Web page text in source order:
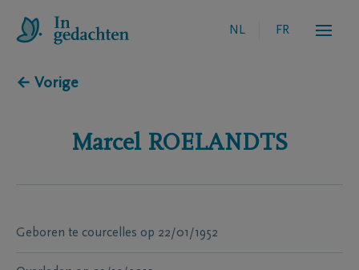
NL FR
← Vorige
Marcel ROELANDTS
Geboren te courcelles op 22/01/1952